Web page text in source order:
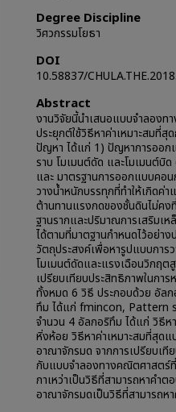
Degree Discipline
วิศวกรรมโยธา
DOI
10.58837/
Abstract
งานวิจัยนี้นำเสนอแบบจำลองท
ประยุกต์ใช้วิธีหาค่าเหมาะสมที่
ปัญหา ได้แก่ 1) ปัญหาการออก
ราบ โมเมนต์ดัด และโมเมนต์บิ
และ มาตรฐานการออกแบบคอ
วางน้ำหนักบรรทุกที่ทำให้เกิดค่
ต้านทานแรงกดของชั้นดินไม่คง
ฐานรากและปริมาณการเสริมเ
ได้ตามที่มาตฐานกำหนดไว้อย่า
วัตถุประสงค์เพื่อหารูปแบบกา
โมเมนต์ดัดและแรงเฉือนวิกฤต
เปรียบเทียบประสิทธิภาพในกา
ทั้งหมด 6 วิธี ประกอบด้วย อัล
ทึม ได้แก่ fmincon, Pattern
จำนวน 4 อัลกอริทึม ได้แก่ วิธีห
หิ่งห้อย วิธีหาค่าเหมาะสมที่สุดแ
อาณาจักรมด จากการเปรียบเที
กับแบบจำลองทางคณิตศาสตร์
กาเหว่าเป็นวิธีที่สามารถหาคำ
อาณาจักรมดเป็นวิธีที่สามารถห